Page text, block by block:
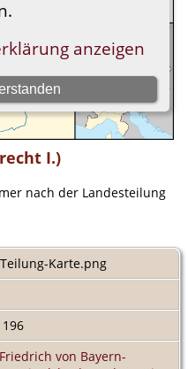
I.)
nach der Landesteilung
Karte.png
von Bayern-